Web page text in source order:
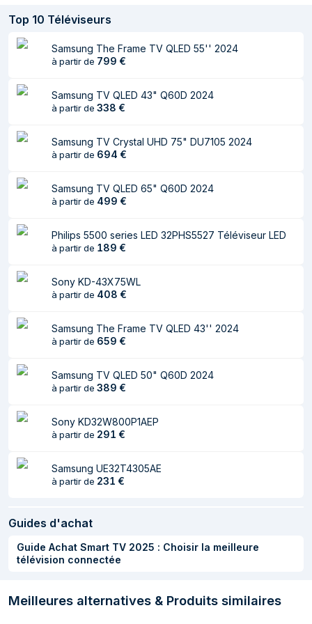
Type HD
Résolution de
3840 x 2160 pixels
Technologie
d'affichage
LED
Forme d'écran
Format d'image 16:9
Luminosité de
3500 cd/m²
Taux de contraste
Rétroéclairage à
Oui
Rétroéclairage LED RGB-Mini LED
Taux de
natif
170 Hz
Angle de vision
horizontal
178°
Angle de vision
178°
Diagonale d'écran
164 cm
Audio
Top 10 Téléviseurs
Samsung The Frame TV QLED 55'' 2024
à partir de 799 €
Samsung TV QLED 43" Q60D 2024
à partir de 338 €
Samsung TV Crystal UHD 75" DU7105 2024
à partir de 694 €
Samsung TV QLED 65" Q60D 2024
à partir de 499 €
Philips 5500 series LED 32PHS5527 Téléviseur LED
à partir de 189 €
Sony KD-43X75WL
à partir de 408 €
Samsung The Frame TV QLED 43'' 2024
à partir de 659 €
Samsung TV QLED 50" Q60D 2024
à partir de 389 €
Sony KD32W800P1AEP
à partir de 291 €
Samsung UE32T4305AE
à partir de 231 €
Guides d'achat
Guide Achat Smart TV 2025 : Choisir la meilleure
télévision connectée
Meilleures alternatives & Produits similaires